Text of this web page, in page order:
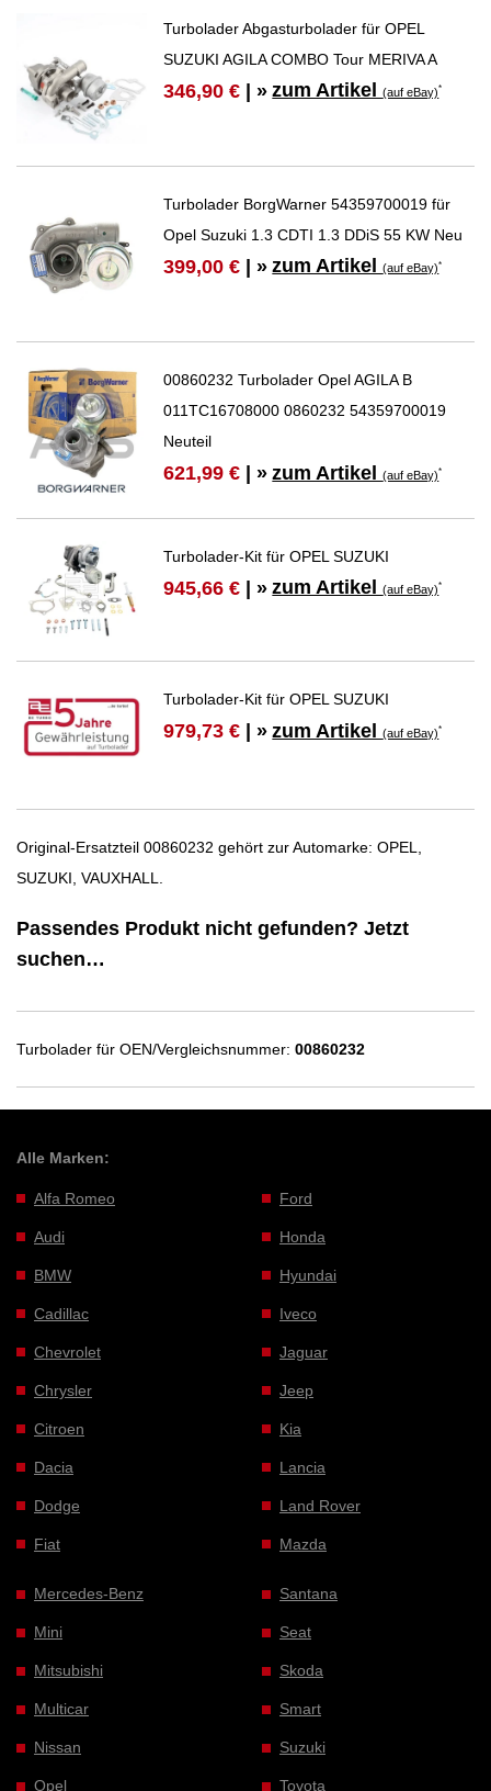
Turbolader Abgasturbolader für OPEL
SUZUKI AGILA COMBO Tour MERIVA A
346,90 € | » zum Artikel(auf eBay)*
Turbolader BorgWarner 54359700019 für
Opel Suzuki 1.3 CDTI 1.3 DDiS 55 KW Neu
399,00 € | » zum Artikel(auf eBay)*
00860232 Turbolader Opel AGILA B
011TC16708000 0860232 54359700019
Neuteil
621,99 € | » zum Artikel(auf eBay)*
Turbolader-Kit für OPEL SUZUKI
945,66 € | » zum Artikel(auf eBay)*
Turbolader-Kit für OPEL SUZUKI
979,73 € | » zum Artikel(auf eBay)*
Original-Ersatzteil 00860232 gehört zur Automarke: OPEL,
SUZUKI, VAUXHALL.
Passendes Produkt nicht gefunden? Jetzt
suchen…
Turbolader für OEN/Vergleichsnummer: 00860232
Alle Marken:
Alfa Romeo
Audi
BMW
Cadillac
Chevrolet
Chrysler
Citroen
Dacia
Dodge
Fiat
Ford
Honda
Hyundai
Iveco
Jaguar
Jeep
Kia
Lancia
Land Rover
Mazda
Mercedes-Benz
Mini
Mitsubishi
Multicar
Nissan
Opel
Santana
Seat
Skoda
Smart
Suzuki
Toyota